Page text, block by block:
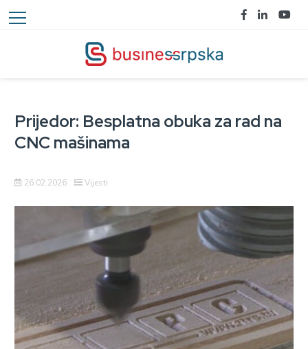
Prijedor: Besplatna obuka za rad na
CNC mašinama
26.02.2026 Vijesti